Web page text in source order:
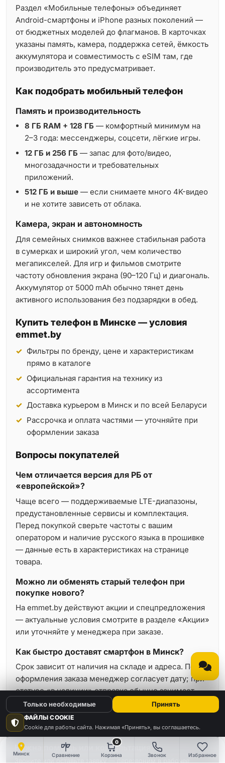
Минск Сравнение
0
Корзина Звонок Избранное
Раздел «Мобильные телефоны» объединяет
Android-смартфоны и iPhone разных поколений —
от бюджетных моделей до флагманов. В карточках
указаны память, камера, поддержка сетей, ёмкость
аккумулятора и совместимость с eSIM там, где
производитель это предусматривает.
Как подобрать мобильный телефон
Память и производительность
8 ГБ RAM + 128 ГБ — комфортный минимум на
2–3 года: мессенджеры, соцсети, лёгкие игры.
12 ГБ и 256 ГБ — запас для фото/видео,
многозадачности и требовательных
приложений.
512 ГБ и выше — если снимаете много 4K-видео
и не хотите зависеть от облака.
Камера, экран и автономность
Для семейных снимков важнее стабильная работа
в сумерках и широкий угол, чем количество
мегапикселей. Для игр и фильмов смотрите
частоту обновления экрана (90–120 Гц) и диагональ.
Аккумулятор от 5000 mAh обычно тянет день
активного использования без подзарядки в обед.
Купить телефон в Минске — условия
emmet.by
Фильтры по бренду, цене и характеристикам
прямо в каталоге
Официальная гарантия на технику из
ассортимента
Доставка курьером в Минск и по всей Беларуси
Рассрочка и оплата частями — уточняйте при
оформлении заказа
Вопросы покупателей
Чем отличается версия для РБ от
«европейской»?
Чаще всего — поддерживаемые LTE-диапазоны,
предустановленные сервисы и комплектация.
Перед покупкой сверьте частоты с вашим
оператором и наличие русского языка в прошивке
— данные есть в характеристиках на странице
товара.
Можно ли обменять старый телефон при
покупке нового?
На emmet.by действуют акции и спецпредложения
— актуальные условия смотрите в разделе «Акции»
или уточняйте у менеджера при заказе.
Как быстро доставят смартфон в Минск?
Срок зависит от наличия на складе и адреса. После
оформления заказа менеджер согласует дату; при
статусе «в наличии» отправка обычно занимает
минимальное время.
Нужна помощь или консультация?
ФАЙЛЫ COOKIE
Cookie для работы сайта. Нажимая «Принять», вы соглашаетесь.
Только необходимые Принять